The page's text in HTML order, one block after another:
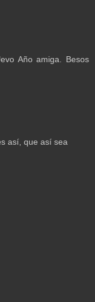
Año amiga. Besos
así, que así sea